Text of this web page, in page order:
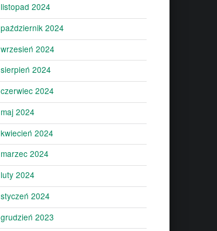
listopad 2024
październik 2024
wrzesień 2024
sierpień 2024
czerwiec 2024
maj 2024
kwiecień 2024
marzec 2024
luty 2024
styczeń 2024
grudzień 2023